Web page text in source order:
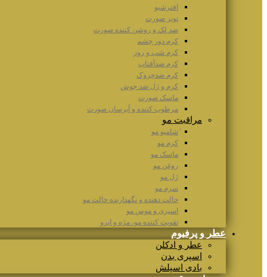
افترشیو
تونر صورت
ضد لک و روشن کننده صورت
کرم دور چشم
کرم شب و روز
کرم ضدآفتاب
کرم ضدچروک
کرم و ژل ضد جوش
ماسک صورت
مرطوب کننده و آبرسان صورت
مراقبت مو
َشامپو مو
کرم مو
ماسک مو
روغن مو
ژل مو
سرم مو
حالت دهنده و نگهدارنده حالت مو
اسپری و موس مو
تقویت کننده مو، مژه و ابرو
عطر و پرفیوم
عطر و ادکلن
اسپری بدن
بادی اسپلش